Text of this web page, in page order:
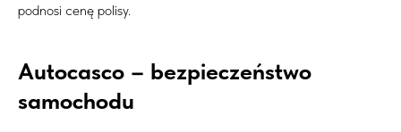
podnosi cenę polisy.
Autocasco – bezpieczeństwo
samochodu